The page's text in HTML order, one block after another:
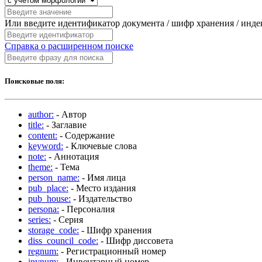
Или введите идентификатор документа / шифр хранения /
Справка о расширенном поиске
Поисковые поля:
author: - Автор
title: - Заглавие
content: - Содержание
keyword: - Ключевые слова
note: - Аннотация
theme: - Тема
person_name: - Имя лица
pub_place: - Место издания
pub_house: - Издательство
persona: - Персоналия
series: - Серия
storage_code: - Шифр хранения
diss_council_code: - Шифр диссовета
regnum: - Регистрационный номер